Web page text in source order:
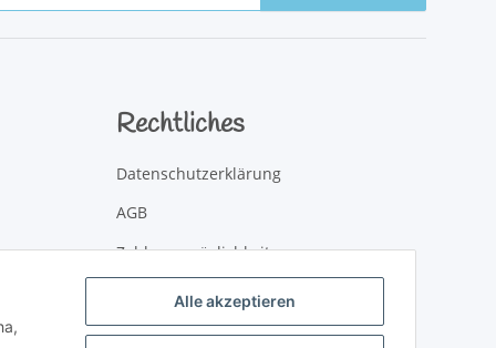
Alle akzeptieren
Rechtliches
Datenschutzerklärung
AGB
Zahlungsmöglichkeiten
Versandinformationen
Newsletter